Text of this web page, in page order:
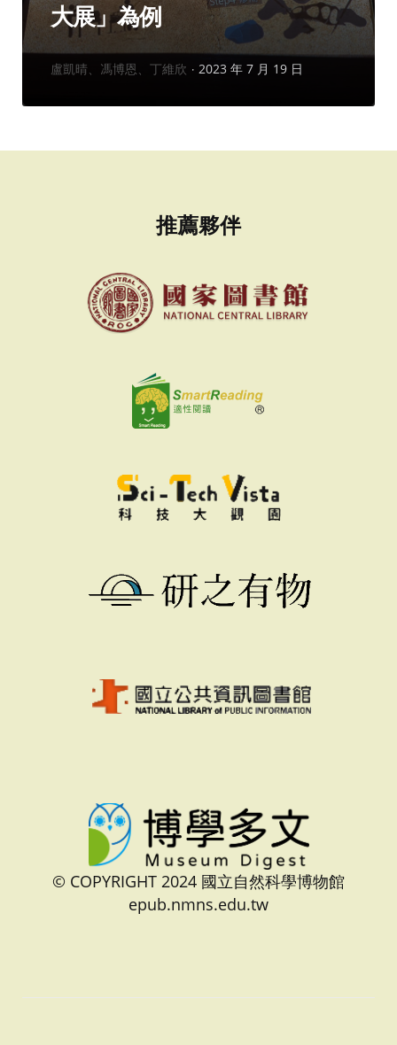
大展」為例
作
盧凱晴、馮博恩、丁維欣 2023 年 7 月 19 日
推薦夥伴
© COPYRIGHT 2024 國立自然科學博物館
epub.nmns.edu.tw